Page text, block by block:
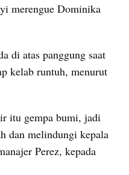
merengue Dominika
di atas panggung saat
kelab runtuh, menurut
itu gempa bumi, jadi
dan melindungi kepala
Perez, kepada